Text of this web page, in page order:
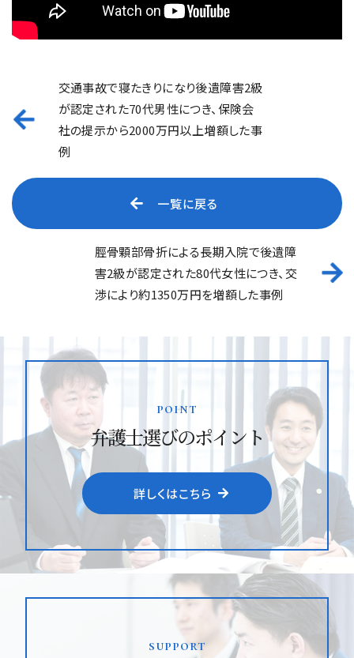
交通事故で寝たきりになり後遺障害2級
が認定された70代男性につき、保険会
社の提示から2000万円以上増額した事
例
一覧に戻る
脛骨顆部骨折による長期入院で後遺障
害2級が認定された80代女性につき、交
渉により約1350万円を増額した事例
point
弁護士選びのポイント
詳しくはこちら
support